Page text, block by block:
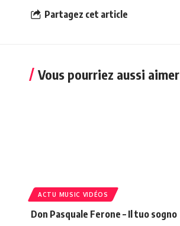
Partagez cet article
Vous pourriez aussi aimer
ACTU MUSIC VIDÉOS
Don Pasquale Ferone – Il tuo sogno